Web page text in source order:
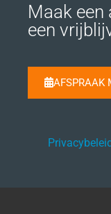
Maak
een
AFSPRAAK